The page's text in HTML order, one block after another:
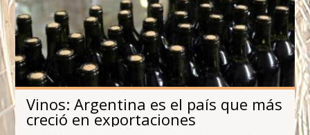
Vinos: Argentina es el país que más
creció en exportaciones